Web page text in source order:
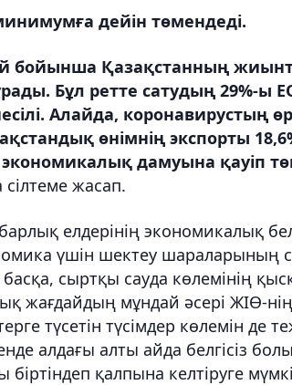
дейін төмендеді.
бойынша Қазақстанның
Бұл ретте сатудың 29%-ы
Алайда, коронавирустың
өнімнің экспорты
дамуына қауіп
сілтеме жасап.
елдерінің экономикалық
үшін шектеу шараларының
басқа, сыртқы сауда көлемінің
жағдайдың мұндай әсері ЖІӨ-нің
түсетін түсімдер көлемін де
алдағы алты айда белгісіз
қалпына келтіруге